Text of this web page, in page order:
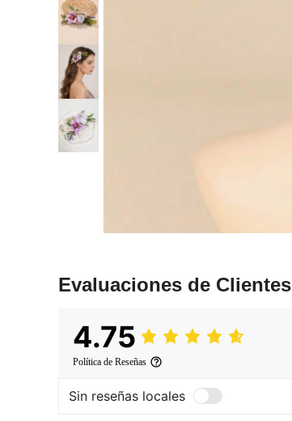
Evaluaciones de Clientes
4.75
Política de Reseñas
Sin reseñas locales